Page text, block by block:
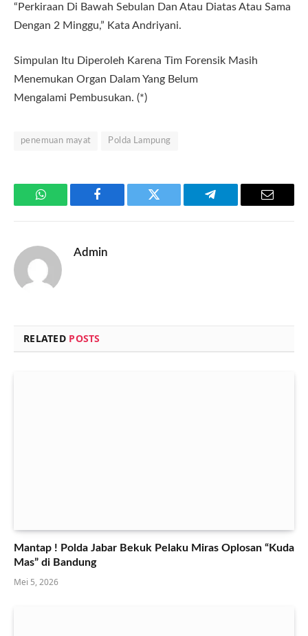
“Perkiraan Di Bawah Sebulan Dan Atau Diatas Atau Sama
Dengan 2 Minggu,” Kata Andriyani.
Simpulan Itu Diperoleh Karena Tim Forensik Masih
Menemukan Organ Dalam Yang Belum
Mengalami Pembusukan. (*)
penemuan mayat Polda Lampung
WhatsApp Facebook Twitter Telegram Email
Admin
RELATED POSTS
Mantap ! Polda Jabar Bekuk Pelaku Miras Oplosan “Kuda
Mas” di Bandung
Mei 5, 2026